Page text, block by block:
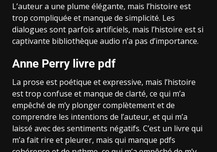
L’auteur a une plume élégante, mais l’histoire est
trop compliquée et manque de simplicité. Les
dialogues sont parfois artificiels, mais l’histoire est si
captivante bibliothèque audio n’a pas d’importance.
Anne Perry livre pdf
La prose est poétique et expressive, mais l’histoire
est trop confuse et manque de clarté, ce qui m’a
empêché de m’y plonger complètement et de
comprendre les intentions de l’auteur, et qui m’a
laissé avec des sentiments négatifs. C’est un livre qui
m’a fait rire et pleurer, mais qui manque pdfs